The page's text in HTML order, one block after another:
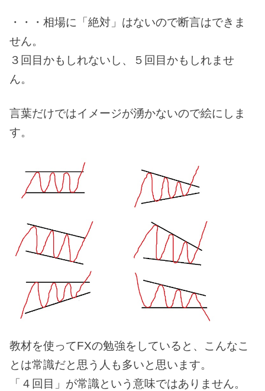
・・・相場に「絶対」はないので断言はできま
せん。
３回目かもしれないし、５回目かもしれませ
ん。
言葉だけではイメージが湧かないので絵にしま
す。
教材を使ってFXの勉強をしていると、こんなこ
とは常識だと思う人も多いと思います。
「４回目」が常識という意味ではありません。